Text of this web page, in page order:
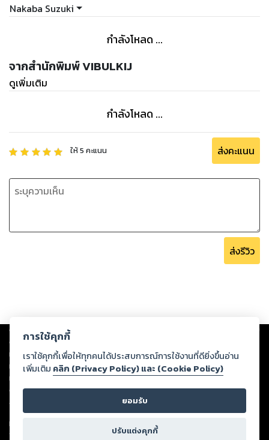
Nakaba Suzuki
กำลังโหลด ...
จากสำนักพิมพ์ VIBULKIJ
ดูเพิ่มเติม
กำลังโหลด ...
ให้5 คะแนน ส่งคะแนน
ส่งรีวิว
Copyright © 2026
ต่อผลงานหรือเนื้อหาใดที่อัปโหลดผ่านเว็บไซต์และปรากฏว่าละเมิดสิทธิใน
ทรัพย์สินทางปัญญาของบุคคลอื่นหรือขัดต่อกฎหมายและศีลธรรม ดังนั้น ผู้อ่าน
ทุกท่านโปรดใช้วิจารณญาณในการกลั่นกรองด้วยตนเอง และหากท่านพบว่าส่วน
หนึ่งส่วนใดขัดต่อกฎหมายและศีลธรรม กรุณาแจ้งมายังบริษัท เพื่อทีมงานจะได้
ดำเนินการในทันที ทั้งนี้ ทางสตอรี่ล็อกขอสงวนลิขสิทธิ์ตามพระราชบัญญัติ
ลิขสิทธิ์ พ.ศ. 2537 (ฉบับล่าสุด)
For support: member@ookbee.com
Version
การใช้คุกกี้
เราใช้คุกกี้เพื่อให้ทุกคนได้ประสบการณ์การใช้งานที่ดียิ่งขึ้นอ่าน
เพิ่มเติม คลิก (Privacy Policy) และ (Cookie Policy)
ยอมรับ
ปรับแต่งคุกกี้